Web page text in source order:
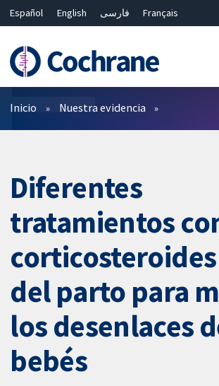
Español English فارسی
Français
Bahasa Malaysia
ไทย 繁體中文
Filtros
Inicio Nuestra evidencia
Diferentes
tratamientos
del parto para
los desenlaces
bebés